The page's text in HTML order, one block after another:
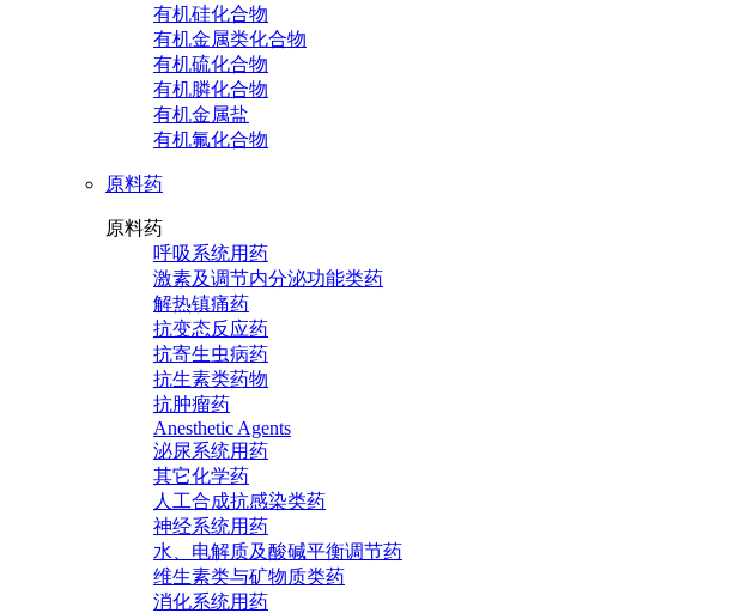
有机硅化合物
有机金属类化合物
有机硫化合物
有机膦化合物
有机金属盐
有机氟化合物
原料药
原料药
呼吸系统用药
激素及调节内分泌功能类药
解热镇痛药
抗变态反应药
抗寄生虫病药
抗生素类药物
抗肿瘤药
Anesthetic Agents
泌尿系统用药
其它化学药
人工合成抗感染类药
神经系统用药
水、电解质及酸碱平衡调节药
维生素类与矿物质类药
消化系统用药